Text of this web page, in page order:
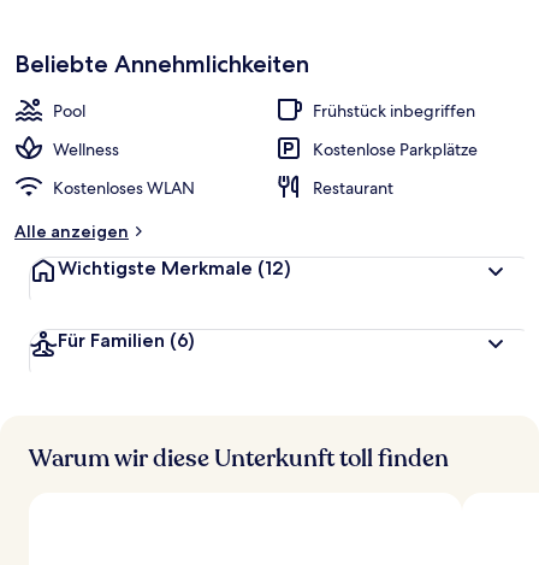
Beliebte Annehmlichkeiten
Pool
Frühstück inbegriffen
Wellness
Kostenlose Parkplätze
Kostenloses WLAN
Restaurant
Alle anzeigen
Wichtigste Merkmale (12)
Für Familien (6)
Warum wir diese Unterkunft toll finden